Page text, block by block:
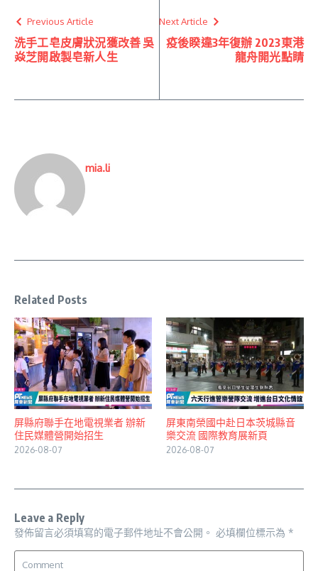
Previous Article
洗手工皂皮膚狀況獲改善 吳
焱芝開啟製皂新人生
Next Article
疫後睽違3年復辦 2023東港
龍舟開光點睛
mia.li
Related Posts
屏縣府聯手在地電視業者 辦新
住民媒體營開始招生
2026-08-07
屏東南榮國中赴日本茨城縣音
樂交流 國際教育展新頁
2026-08-07
Leave a Reply
發佈留言必須填寫的電子郵件地址不會公開。 必填欄位標示為 *